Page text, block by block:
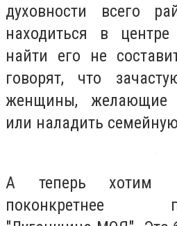
духовности всего
находиться в
найти его не
говорят, что
женщины, желающие
или наладить
А теперь хотим